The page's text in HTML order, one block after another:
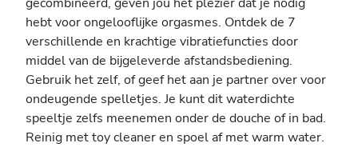
hebt voor ongelooflijke orgasmes. Ontdek de 7
verschillende en krachtige vibratiefuncties door
middel van de bijgeleverde afstandsbediening.
Gebruik het zelf, of geef het aan je partner over voor
ondeugende spelletjes. Je kunt dit waterdichte
speeltje zelfs meenemen onder de douche of in bad.
Reinig met toy cleaner en spoel af met warm water.